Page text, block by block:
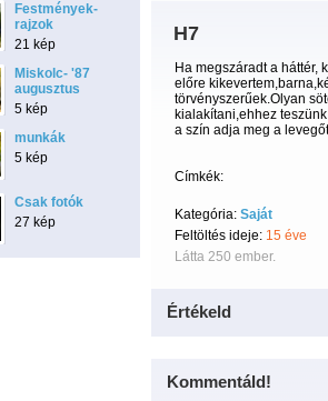
Festmények-
rajzok
21 kép
Miskolc- '87
augusztus
5 kép
munkák
5 kép
Csak fotók
27 kép
H7
Ha megszáradt a háttér,
előre
törvényszerűek.Olyan
kialakítani,ehhez
a szín adja meg a
Címkék:
Kategória: Saját
Feltöltés ideje: 15 éve
Látta 250 ember.
Értékeld
Kommentáld!